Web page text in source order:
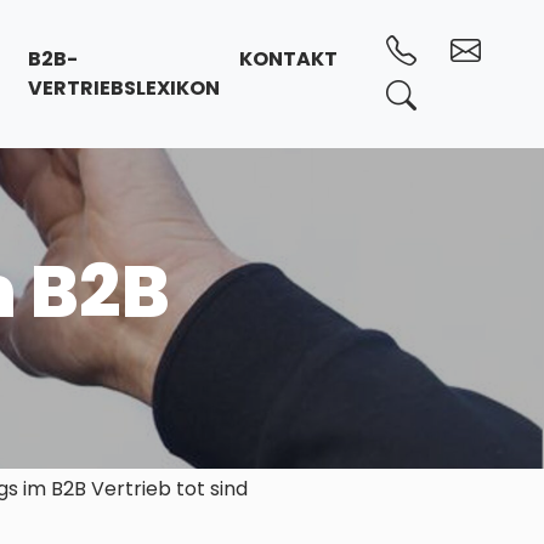
B2B-
VERTRIEBSLEXIKON
KONTAKT
im B2B Vertrieb tot sind